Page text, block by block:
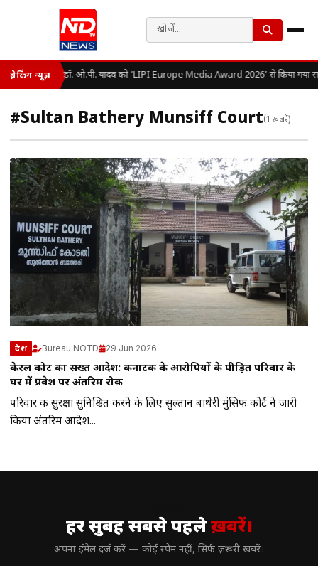
ब्रेकिंग न्यूज़ डॉ. ओ.पी. यादव को ‘LIPI Europe Media Award 2026’ से किया गया
#Sultan Bathery Munsiff Court(1 खबरें)
देश Bureau NOTD 29 Jun 2026
केरल कोर्ट का सख्त आदेश: कर्नाटक के आरोपियों के पीड़ित परिवार के
घर में प्रवेश पर अंतरिम रोक
परिवार की सुरक्षा सुनिश्चित करने के लिए सुल्तान बाथेरी मुंसिफ कोर्ट ने जारी
किया अंतरिम आदेश...
हर सुबह सबसे पहलेख़बरें।
अपना ईमेल दर्ज करें — कोई स्पैम नहीं, सिर्फ ज़रूरी खबरें।